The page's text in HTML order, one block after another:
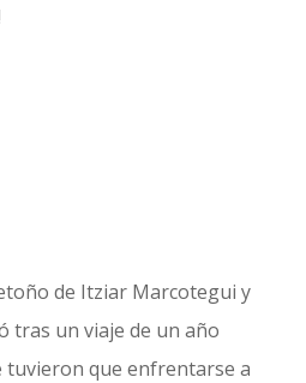
de Itziar Marcotegui y
tras un viaje de un año
tuvieron que enfrentarse a